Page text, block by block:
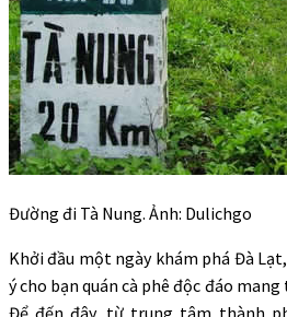
Đường đi Tà Nung. Ảnh: Dulichgo
Khởi đầu một ngày khám phá Đà Lạt,
ý cho bạn quán cà phê độc đáo mang